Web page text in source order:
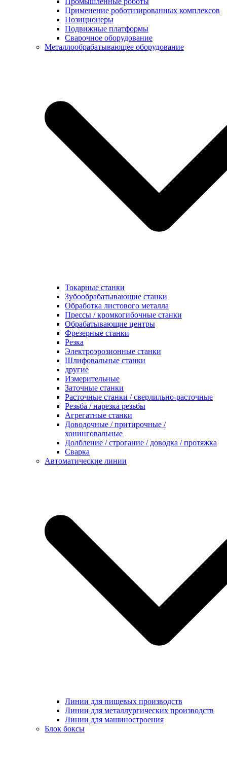
Применение роботизированных комплексов
Позиционеры
Подвижные платформы
Сварочное оборудование
Металлообрабатывающее оборудование
Токарные станки
Зубообрабатывающие станки
Обработка листового металла
Прессы / кромкогибочные станки
Обрабатывающие центры
Фрезерные станки
Резка
Электроэрозионные станки
Шлифовальные станки
другие
Измерительные
Заточные станки
Расточные станки / сверлильно-расточные
Резьба / нарезка резьбы
Агрегатные станки
Доводочные / притирочные /
хонинговальные
Долбление / строгание / доводка / протяжка
Сварка
Автоматические линии
Линии для пищевых производств
Линии для металлургических производств
Линии для машиностроения
Блок боксы